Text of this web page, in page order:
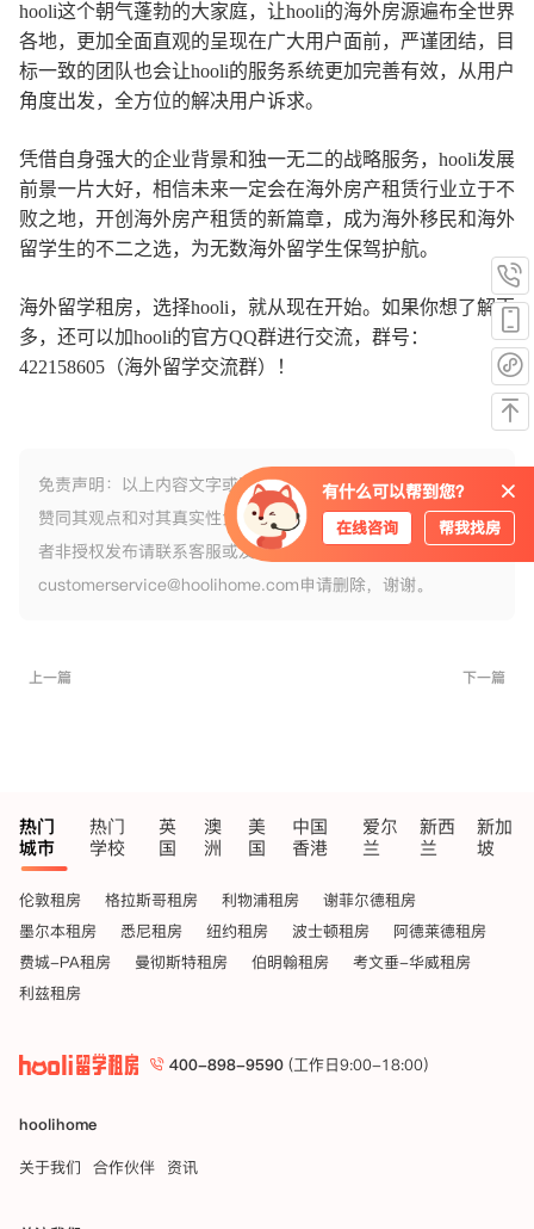
hooli这个朝气蓬勃的大家庭，让hooli的海外房源遍布全世界
各地，更加全面直观的呈现在广大用户面前，严谨团结，目
标一致的团队也会让hooli的服务系统更加完善有效，从用户
角度出发，全方位的解决用户诉求。
凭借自身强大的企业背景和独一无二的战略服务，hooli发展
前景一片大好，相信未来一定会在海外房产租赁行业立于不
败之地，开创海外房产租赁的新篇章，成为海外移民和海外
留学生的不二之选，为无数海外留学生保驾护航。
海外留学租房，选择hooli，就从现在开始。如果你想了解更
多，还可以加hooli的官方QQ群进行交流，群号：
422158605（海外留学交流群）！
免责声明：以上内容文字或图片转载自互联网，不代表本网站
赞同其观点和对其真实性负责，如果以上内容侵犯您的版权或
者非授权发布请联系客服或发送邮件
customerservice@hoolihome.com申请删除，谢谢。
上一篇 下一篇
热门
城市
热门
学校
英
国
澳
洲
美
国
中国
香港
爱尔
兰
新西
兰
新加
坡
伦敦租房 格拉斯哥租房 利物浦租房
谢菲尔德租房
墨尔本租房
悉尼租房 纽约租房 波士顿租房
阿德莱德租房
费城-PA租房
曼彻斯特租房 伯明翰租房
考文垂-华威租房
利兹租房
400-898-9590 (工作日9:00-18:00)
hoolihome
关于我们
合作伙伴 资讯
有什么可以帮到您？
在线咨询 帮我找房